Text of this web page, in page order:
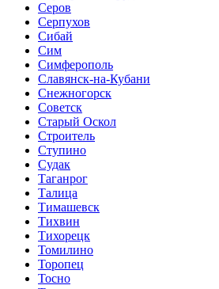
Серов
Серпухов
Сибай
Сим
Симферополь
Славянск-на-Кубани
Снежногорск
Советск
Старый Оскол
Строитель
Ступино
Судак
Таганрог
Талица
Тимашевск
Тихвин
Тихорецк
Томилино
Торопец
Тосно